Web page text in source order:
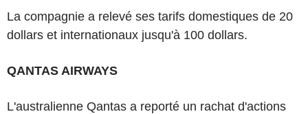
La compagnie a relevé ses tarifs domestiques de 20
dollars et internationaux jusqu'à 100 dollars.
QANTAS AIRWAYS
L'australienne Qantas a reporté un rachat d'actions